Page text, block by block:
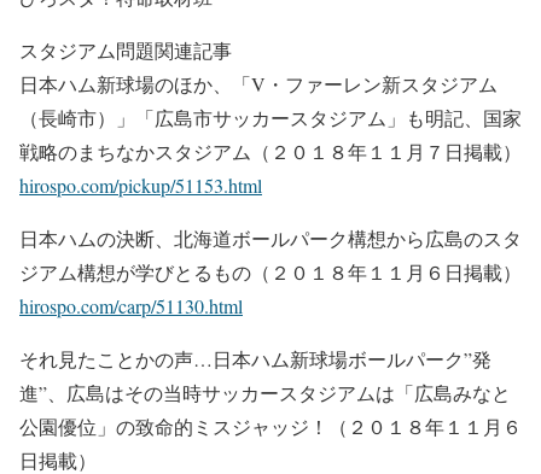
スタジアム問題関連記事
日本ハム新球場のほか、「V・ファーレン新スタジアム
（長崎市）」「広島市サッカースタジアム」も明記、国家
戦略のまちなかスタジアム（２０１８年１１月７日掲載）
hirospo.com/pickup/51153.html
日本ハムの決断、北海道ボールパーク構想から広島のスタ
ジアム構想が学びとるもの（２０１８年１１月６日掲載）
hirospo.com/carp/51130.html
それ見たことかの声…日本ハム新球場ボールパーク”発
進”、広島はその当時サッカースタジアムは「広島みなと
公園優位」の致命的ミスジャッジ！（２０１８年１１月６
日掲載）